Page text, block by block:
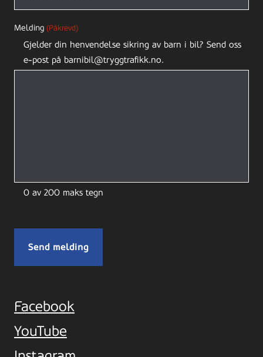
Melding (Påkrevd)
Gjelder din henvendelse sikring av barn i bil? Send oss
e-post på barnibil@tryggtrafikk.no.
0 av 200 maks tegn
Facebook
YouTube